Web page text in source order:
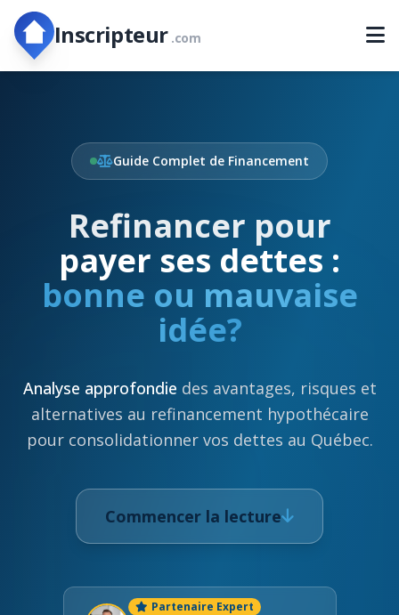
Inscripteur .com
Guide Complet de Financement
Refinancer pour
payer ses dettes :
bonne ou mauvaise
idée?
Analyse approfondie des avantages, risques et
alternatives au refinancement hypothécaire
pour consolidationner vos dettes au Québec.
Commencer la lecture
Partenaire Expert